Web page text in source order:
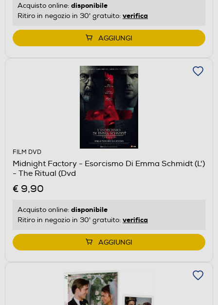
Acquisto online: disponibile
Ritiro in negozio in 30' gratuito: verifica
AGGIUNGI
FILM DVD
Midnight Factory - Esorcismo Di Emma Schmidt (L')
- The Ritual (Dvd
€ 9,90
Acquisto online: disponibile
Ritiro in negozio in 30' gratuito: verifica
AGGIUNGI